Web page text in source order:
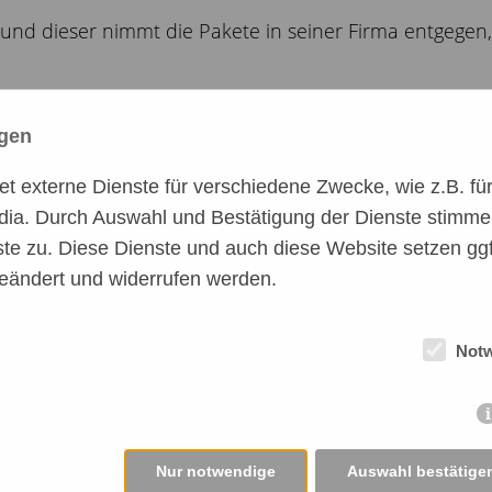
dieser nimmt die Pakete in seiner Firma
in Notzeiten bis zu 50 Hunden ein kleines
wo die Pakete der Perrera tagsüber immer
externe Dienste für verschiedene Zwecke, wie z.B.
Durch Auswahl und Bestätigung der Dienste
zu. Diese Dienste und auch diese Website setzen
und widerrufen werden.
Nur notwendige Auswahl